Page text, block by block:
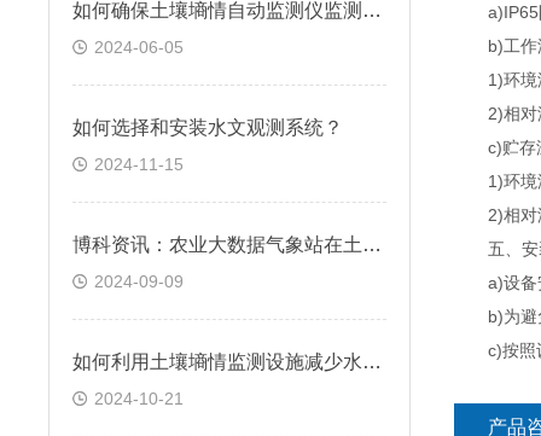
如何确保土壤墒情自动监测仪监测数据的准确性和可靠性
2024-06-05
如何选择和安装水文观测系统？
2024-11-15
博科资讯：农业大数据气象站在土壤质量评估中的应用有哪些？
2024-09-09
如何利用土壤墒情监测设施减少水资源的浪费？具体实施步骤有哪些？
2024-10-21
a)IP65
b)工作
1)环境
2)相对
c)贮存
1)环境
2)相对
五、安
a)设备安
b)为避免
c)按照设
产品